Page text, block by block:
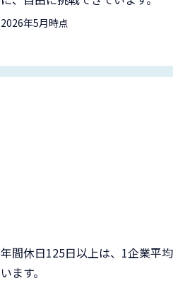
2026年5月時点
年間休日125日以上は、1企業平
います。